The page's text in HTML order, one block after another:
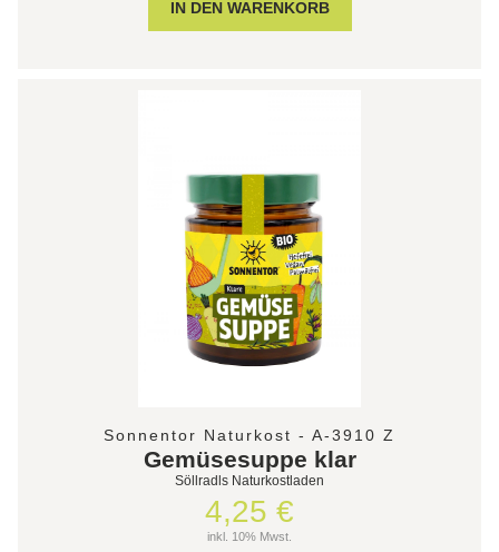
Sonnentor Naturkost - A-3910 Z
Gemüsesuppe klar
Söllradls Naturkostladen
4,25 €
inkl. 10% Mwst.